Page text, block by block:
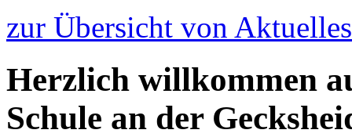
zur Übersicht von Aktuelles
Herzlich willkommen
Schule an der